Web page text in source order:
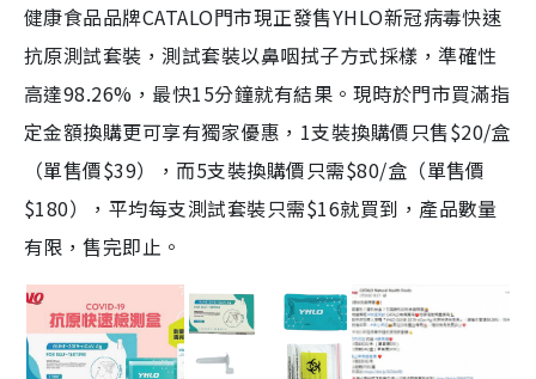
健康食品品牌CATALO門市現正發售YHLO新冠病毒快速
抗原測試套裝，測試套裝以鼻咽拭子方式採樣，準確性
高達98.26%，最快15分鐘就有結果。現時於門市買滿指
定金額換購更可享有獨家優惠，1支裝換購價只售$20/盒
（單售價$39），而5支裝換購價只需$80/盒（單售價
$180），平均每支測試套裝只需$16就買到，產品數量
有限，售完即止。